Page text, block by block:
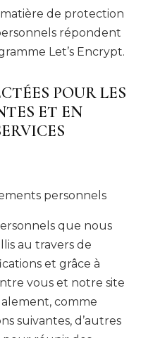
de protection
répondent
Let’s Encrypt.
POUR LES
ET EN
personnels
que nous
au travers de
et grâce à
vous et notre site
comme
suivantes, d’autres